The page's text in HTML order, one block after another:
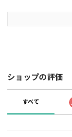
ショップの評価
すべて